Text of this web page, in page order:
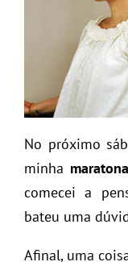
No próximo
minha
comecei a
bateu uma
Afinal, uma